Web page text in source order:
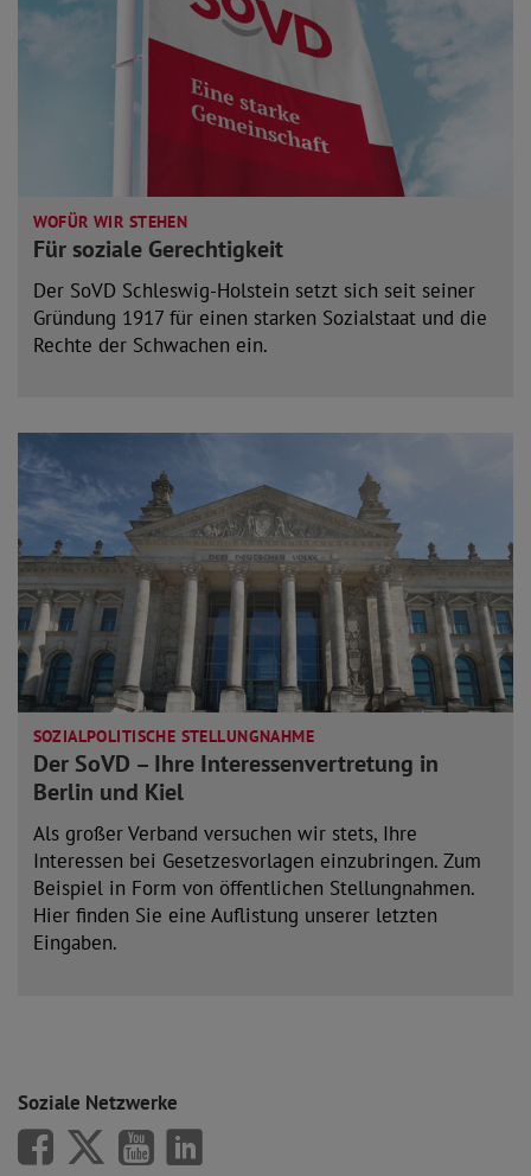
WOFÜR WIR STEHEN
Für soziale Gerechtigkeit
Der SoVD Schleswig-Holstein setzt sich seit seiner
Gründung 1917 für einen starken Sozialstaat und die
Rechte der Schwachen ein.
SOZIALPOLITISCHE STELLUNGNAHME
Der SoVD – Ihre Interessenvertretung in
Berlin und Kiel
Als großer Verband versuchen wir stets, Ihre
Interessen bei Gesetzesvorlagen einzubringen. Zum
Beispiel in Form von öffentlichen Stellungnahmen.
Hier finden Sie eine Auflistung unserer letzten
Eingaben.
Soziale Netzwerke
SoVD auf Facebook
SoVD auf X/Twitter
SoVD auf Youtube
SoVD auf LinkedIn